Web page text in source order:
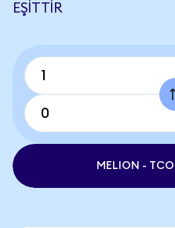
EŞITTIR
MELION -